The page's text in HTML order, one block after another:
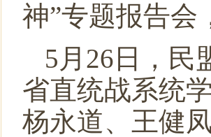
神”专题报告会
5月26日，民
省直统战系统
杨永道、王健